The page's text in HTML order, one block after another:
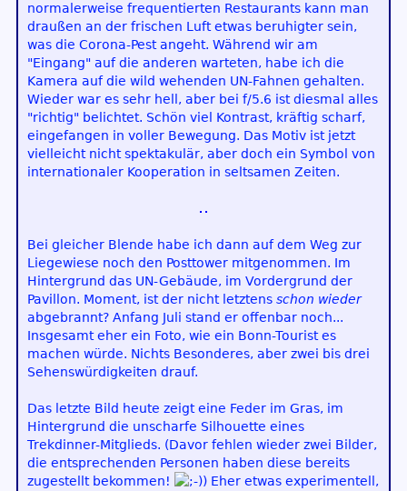
normalerweise frequentierten Restaurants kann man
draußen an der frischen Luft etwas beruhigter sein,
was die Corona-Pest angeht. Während wir am
"Eingang" auf die anderen warteten, habe ich die
Kamera auf die wild wehenden UN-Fahnen gehalten.
Wieder war es sehr hell, aber bei f/5.6 ist diesmal alles
"richtig" belichtet. Schön viel Kontrast, kräftig scharf,
eingefangen in voller Bewegung. Das Motiv ist jetzt
vielleicht nicht spektakulär, aber doch ein Symbol von
internationaler Kooperation in seltsamen Zeiten.
Bei gleicher Blende habe ich dann auf dem Weg zur
Liegewiese noch den Posttower mitgenommen. Im
Hintergrund das UN-Gebäude, im Vordergrund der
Pavillon. Moment, ist der nicht letztens schon wieder
abgebrannt? Anfang Juli stand er offenbar noch...
Insgesamt eher ein Foto, wie ein Bonn-Tourist es
machen würde. Nichts Besonderes, aber zwei bis drei
Sehenswürdigkeiten drauf.
Das letzte Bild heute zeigt eine Feder im Gras, im
Hintergrund die unscharfe Silhouette eines
Trekdinner-Mitglieds. (Davor fehlen wieder zwei Bilder,
die entsprechenden Personen haben diese bereits
zugestellt bekommen!
) Eher etwas experimentell,